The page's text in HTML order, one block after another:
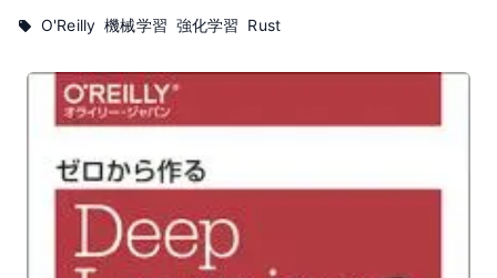
O'Reilly 機械学習 強化学習 Rust